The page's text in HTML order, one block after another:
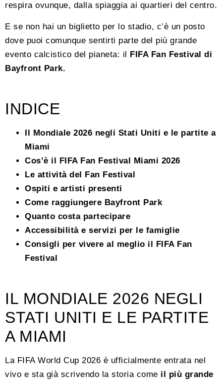
respira ovunque, dalla spiaggia ai quartieri del centro.
E se non hai un biglietto per lo stadio, c’è un posto
dove puoi comunque sentirti parte del più grande
evento calcistico del pianeta: il FIFA Fan Festival di
Bayfront Park.
INDICE
Il Mondiale 2026 negli Stati Uniti e le partite a
Miami
Cos’è il FIFA Fan Festival Miami 2026
Le attività del Fan Festival
Ospiti e artisti presenti
Come raggiungere Bayfront Park
Quanto costa partecipare
Accessibilità e servizi per le famiglie
Consigli per vivere al meglio il FIFA Fan
Festival
IL MONDIALE 2026 NEGLI
STATI UNITI E LE PARTITE
A MIAMI
La FIFA World Cup 2026 è ufficialmente entrata nel
vivo e sta già scrivendo la storia come il più grande